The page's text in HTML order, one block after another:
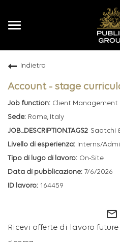
Toggle
Indietro
Account - stage
Client Management
Rome, Italy
Saatchi
Interns/
On-Site
7/6/2026
164459
mail_outline
Ricevi offerte di lavoro